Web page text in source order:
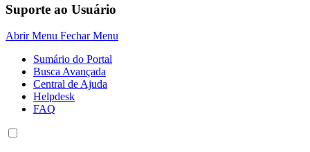
Suporte ao Usuário
Abrir Menu Fechar Menu
Sumário do Portal
Busca Avançada
Central de Ajuda
Helpdesk
FAQ